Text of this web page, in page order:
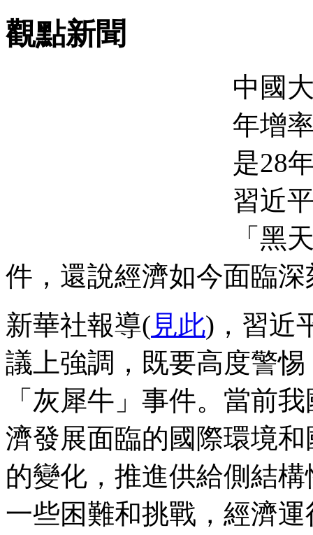
觀點新聞
中國
年增
是28
習近
「黑
件，還說經濟如今面臨
新華社報導( 見此)，習近
議上強調，既要高度警
「灰犀牛」事件。當前
濟發展面臨的國際環境
的變化，推進供給側結
一些困難和挑戰，經濟